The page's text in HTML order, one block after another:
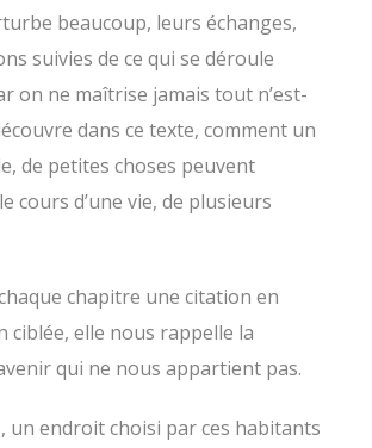
beaucoup, leurs échanges,
suivies de ce qui se déroule
on ne maîtrise jamais tout n’est-
dans ce texte, comment un
de petites choses peuvent
cours d’une vie, de plusieurs
chapitre une citation en
ciblée, elle nous rappelle la
qui ne nous appartient pas.
un endroit choisi par ces habitants